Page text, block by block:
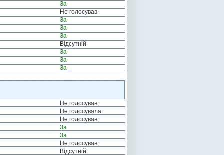
За
Не голосував
За
За
За
Відсутній
За
За
За
Не голосував
Не голосувала
Не голосував
За
За
Не голосував
Відсутній